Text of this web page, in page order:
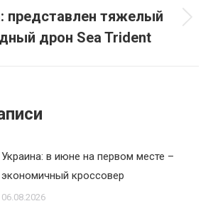
Следующая
запись:
представлен тяжелый
дрон Sea Trident
Украина: в июне на первом месте –
экономичный кроссовер
06.08.2026